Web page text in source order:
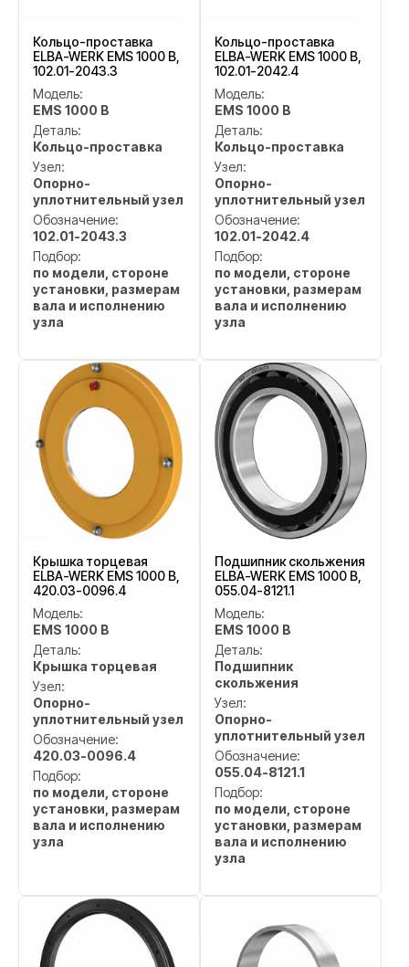
Кольцо-проставка
ELBA-WERK EMS 1000 B,
102.01-2043.3
Модель:
EMS 1000 B
Деталь:
Кольцо-проставка
Узел:
Опорно-
уплотнительный узел
Обозначение:
102.01-2043.3
Подбор:
по модели, стороне
установки, размерам
вала и исполнению
узла
Кольцо-проставка
ELBA-WERK EMS 1000 B,
102.01-2042.4
Модель:
EMS 1000 B
Деталь:
Кольцо-проставка
Узел:
Опорно-
уплотнительный узел
Обозначение:
102.01-2042.4
Подбор:
по модели, стороне
установки, размерам
вала и исполнению
узла
Крышка торцевая
ELBA-WERK EMS 1000 B,
420.03-0096.4
Модель:
EMS 1000 B
Деталь:
Крышка торцевая
Узел:
Опорно-
уплотнительный узел
Обозначение:
420.03-0096.4
Подбор:
по модели, стороне
установки, размерам
вала и исполнению
узла
Подшипник скольжения
ELBA-WERK EMS 1000 B,
055.04-8121.1
Модель:
EMS 1000 B
Деталь:
Подшипник
скольжения
Узел:
Опорно-
уплотнительный узел
Обозначение:
055.04-8121.1
Подбор:
по модели, стороне
установки, размерам
вала и исполнению
узла